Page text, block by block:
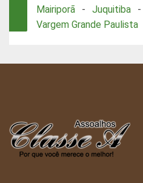
Mairiporã - Juquitiba -
Vargem Grande Paulista